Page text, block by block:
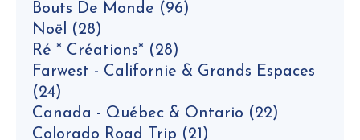
Bouts De Monde (96)
Noël (28)
Ré * Créations* (28)
Farwest - Californie & Grands Espaces
(24)
Canada - Québec & Ontario (22)
Colorado Road Trip (21)